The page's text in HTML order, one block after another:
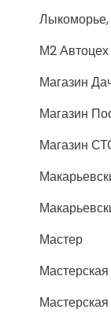
Лыкоморье,
М2 Автоцех
Магазин
Магазин
Магазин
Мастер